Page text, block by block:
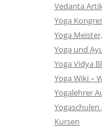
Vedanta
Yoga
Yoga
Yoga und
Yoga Vidya
Yoga Wiki –
Yogalehrer
Kursen